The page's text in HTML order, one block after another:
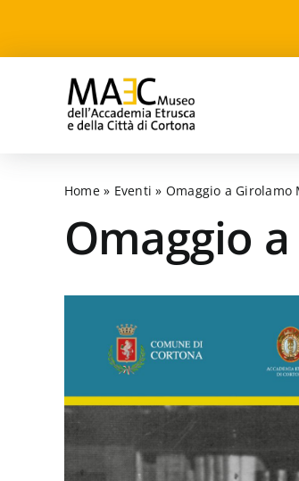
content
Home» Eventi » Omaggio a Girolamo
Omaggio